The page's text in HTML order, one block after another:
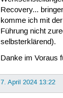
Recovery...
komme ich mit
Führung nicht
selbsterklärend).
Danke im Voraus
7. April 2024 13:22